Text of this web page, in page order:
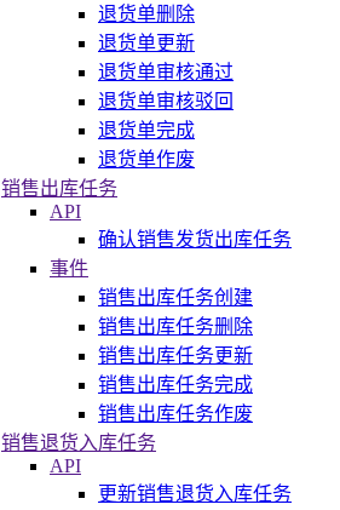
退货单删除
退货单更新
退货单审核通过
退货单审核驳回
退货单完成
退货单作废
销售出库任务
API
确认销售发货出库任务
事件
销售出库任务创建
销售出库任务删除
销售出库任务更新
销售出库任务完成
销售出库任务作废
销售退货入库任务
API
更新销售退货入库任务